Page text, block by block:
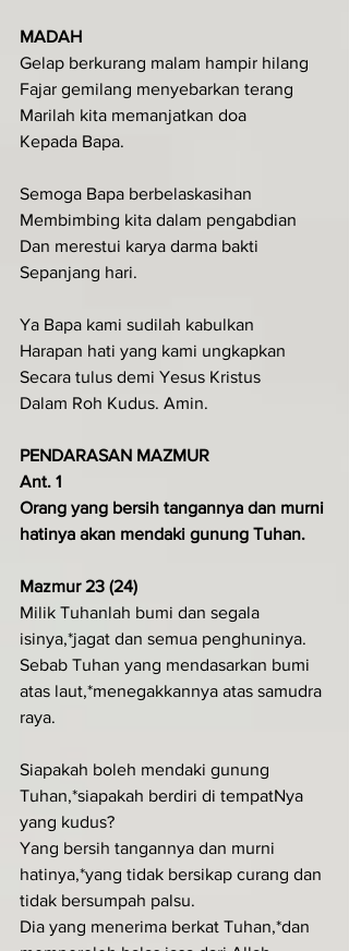
MADAH
Gelap berkurang malam hampir hilang
Fajar gemilang menyebarkan terang
Marilah kita memanjatkan doa
Kepada Bapa.
Semoga Bapa berbelaskasihan
Membimbing kita dalam pengabdian
Dan merestui karya darma bakti
Sepanjang hari.
Ya Bapa kami sudilah kabulkan
Harapan hati yang kami ungkapkan
Secara tulus demi Yesus Kristus
Dalam Roh Kudus. Amin.
PENDARASAN MAZMUR
Ant. 1
Orang yang bersih tangannya dan murni
hatinya akan mendaki gunung Tuhan.
Mazmur 23 (24)
Milik Tuhanlah bumi dan segala
isinya,*jagat dan semua penghuninya.
Sebab Tuhan yang mendasarkan bumi
atas laut,*menegakkannya atas samudra
raya.
Siapakah boleh mendaki gunung
Tuhan,*siapakah berdiri di tempatNya
yang kudus?
Yang bersih tangannya dan murni
hatinya,*yang tidak bersikap curang dan
tidak bersumpah palsu.
Dia yang menerima berkat Tuhan,*dan